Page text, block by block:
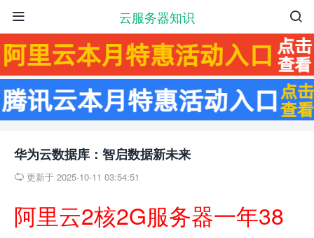
云服务器知识 

华为云数据库：智启数据新未来
 更新于 2025-10-11 03:54:51
阿里云2核2G服务器一年38